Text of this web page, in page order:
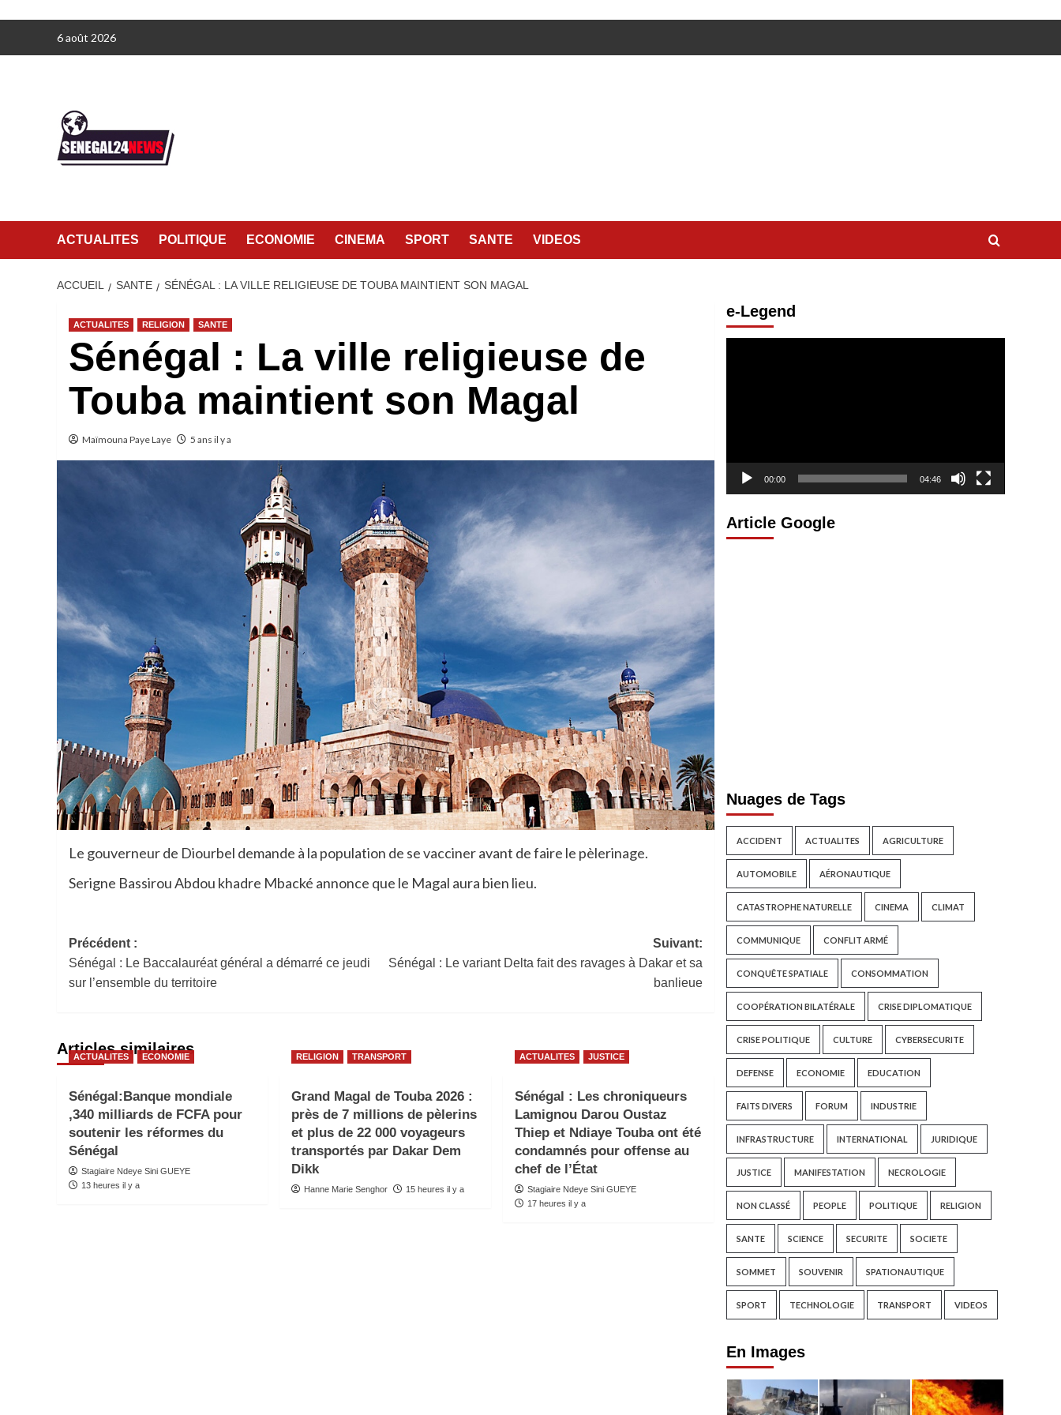
6 août 2026
ACTUALITES POLITIQUE ECONOMIE CINEMA SPORT SANTE VIDEOS
ACCUEIL SANTE SÉNÉGAL : LA VILLE RELIGIEUSE DE TOUBA MAINTIENT SON MAGAL
ACTUALITES RELIGION SANTE
Sénégal : La ville religieuse de
Touba maintient son Magal
Maïmouna Paye Laye 5 ans il y a
Le gouverneur de Diourbel demande à la population de se vacciner avant de faire le pèlerinage.
Serigne Bassirou Abdou khadre Mbacké annonce que le Magal aura bien lieu.
Navigation
d’article
Précédent :
Sénégal : Le Baccalauréat général a démarré ce jeudi
sur l’ensemble du territoire
Suivant:
Sénégal : Le variant Delta fait des ravages à Dakar et sa
banlieue
Articles similaires
ACTUALITES ECONOMIE
Sénégal:Banque mondiale
,340 milliards de FCFA pour
soutenir les réformes du
Sénégal
Stagiaire Ndeye Sini GUEYE
13 heures il y a
RELIGION TRANSPORT
Grand Magal de Touba 2026 :
près de 7 millions de pèlerins
et plus de 22 000 voyageurs
transportés par Dakar Dem
Dikk
Hanne Marie Senghor 15 heures il y a
ACTUALITES JUSTICE
Sénégal : Les chroniqueurs
Lamignou Darou Oustaz
Thiep et Ndiaye Touba ont été
condamnés pour offense au
chef de l’État
Stagiaire Ndeye Sini GUEYE
17 heures il y a
e-Legend
00:00 04:46
Article Google
Nuages de Tags
ACCIDENT ACTUALITES AGRICULTURE
AUTOMOBILE AÉRONAUTIQUE
CATASTROPHE NATURELLE CINEMA CLIMAT
COMMUNIQUE CONFLIT ARMÉ
CONQUÊTE SPATIALE CONSOMMATION
COOPÉRATION BILATÉRALE CRISE DIPLOMATIQUE
CRISE POLITIQUE CULTURE CYBERSECURITE
DEFENSE ECONOMIE EDUCATION
FAITS DIVERS FORUM INDUSTRIE
INFRASTRUCTURE INTERNATIONAL JURIDIQUE
JUSTICE MANIFESTATION NECROLOGIE
NON CLASSÉ PEOPLE POLITIQUE RELIGION
SANTE SCIENCE SECURITE SOCIETE
SOMMET SOUVENIR SPATIONAUTIQUE
SPORT TECHNOLOGIE TRANSPORT VIDEOS
En Images